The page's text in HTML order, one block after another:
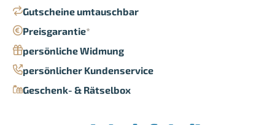
Gutscheine umtauschbar
Preisgarantie*
persönliche Widmung
persönlicher Kundenservice
Geschenk- & Rätselbox